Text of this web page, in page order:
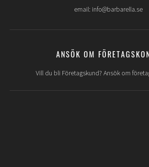
email: info@barbarella.se
ANSÖK OM
Vill du bli Företagskund? Ansök om